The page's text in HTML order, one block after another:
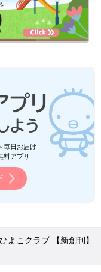
毎日お届け
料アプリ
よこクラブ 【新創刊】